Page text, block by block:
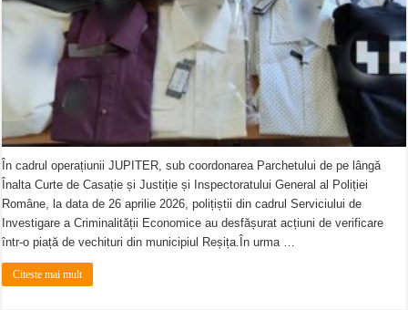
În cadrul operațiunii JUPITER, sub coordonarea Parchetului de pe lângă
Înalta Curte de Casație și Justiție și Inspectoratului General al Poliției
Române, la data de 26 aprilie 2026, polițiștii din cadrul Serviciului de
Investigare a Criminalității Economice au desfășurat acțiuni de verificare
într-o piață de vechituri din municipiul Reșița.În urma …
Citeste mai mult